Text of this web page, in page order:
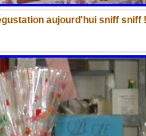
aujourd'hui sniff